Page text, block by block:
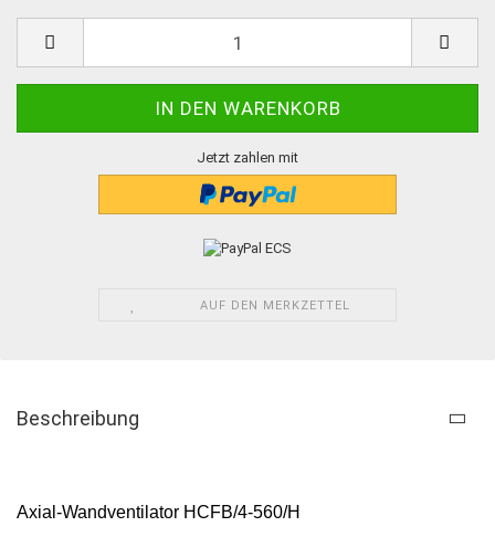
Jetzt zahlen mit
AUF DEN MERKZETTEL
Beschreibung
Axial-Wandventilator HCFB/4-560/H